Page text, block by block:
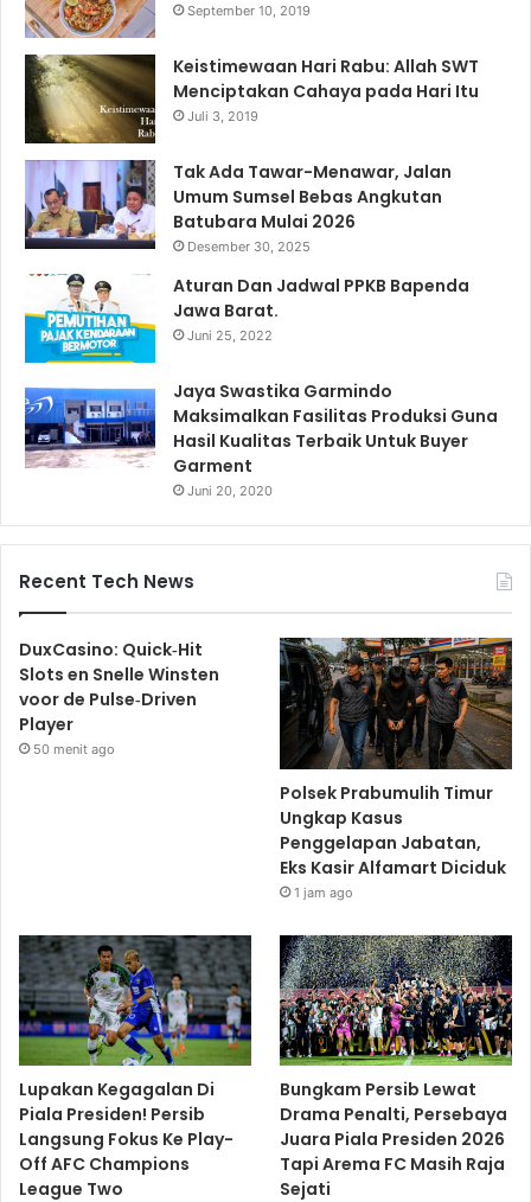
September 10, 2019
Keistimewaan Hari Rabu: Allah SWT
Menciptakan Cahaya pada Hari Itu
Juli 3, 2019
Tak Ada Tawar-Menawar, Jalan
Umum Sumsel Bebas Angkutan
Batubara Mulai 2026
Desember 30, 2025
Aturan Dan Jadwal PPKB Bapenda
Jawa Barat.
Juni 25, 2022
Jaya Swastika Garmindo
Maksimalkan Fasilitas Produksi Guna
Hasil Kualitas Terbaik Untuk Buyer
Garment
Juni 20, 2020
Recent Tech News
DuxCasino: Quick‑Hit
Slots en Snelle Winsten
voor de Pulse‑Driven
Player
50 menit ago
Polsek Prabumulih Timur
Ungkap Kasus
Penggelapan Jabatan,
Eks Kasir Alfamart Diciduk
1 jam ago
Lupakan Kegagalan Di
Piala Presiden! Persib
Langsung Fokus Ke Play-
Off AFC Champions
League Two
Bungkam Persib Lewat
Drama Penalti, Persebaya
Juara Piala Presiden 2026
Tapi Arema FC Masih Raja
Sejati